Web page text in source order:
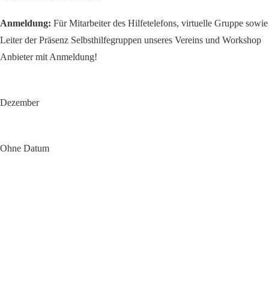
Anmeldung: Für Mitarbeiter des Hilfetelefons, virtuelle Gruppe sowie
Leiter der Präsenz Selbsthilfegruppen unseres Vereins und Workshop
Anbieter mit Anmeldung!
Dezember
Ohne Datum